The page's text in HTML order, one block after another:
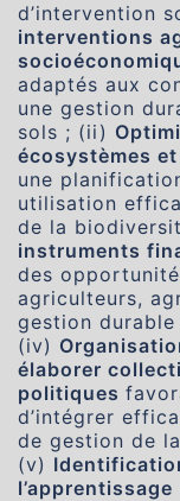
d’intervention
interventions
adaptés aux
une gestion
sols ; (ii)
écosystèmes
une
utilisation
de la
instruments
des
agriculteurs,
gestion
(iv)
élaborer
politiques
d’intégrer
de gestion de
(v)
l’apprentissage